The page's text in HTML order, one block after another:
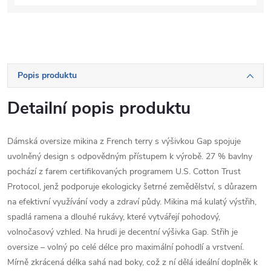
Popis produktu
Detailní popis produktu
Dámská oversize mikina z French terry s výšivkou Gap spojuje
uvolněný design s odpovědným přístupem k výrobě. 27 % bavlny
pochází z farem certifikovaných programem U.S. Cotton Trust
Protocol, jenž podporuje ekologicky šetrné zemědělství, s důrazem
na efektivní využívání vody a zdraví půdy. Mikina má kulatý výstřih,
spadlá ramena a dlouhé rukávy, které vytvářejí pohodový,
volnočasový vzhled. Na hrudi je decentní výšivka Gap. Střih je
oversize – volný po celé délce pro maximální pohodlí a vrstvení.
Mírně zkrácená délka sahá nad boky, což z ní dělá ideální doplněk k